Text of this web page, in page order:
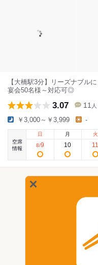
【大橋駅3分】リーズナブル
宴会50名様～対応可◎
3.07 11 人
￥3,000～￥3,999 -
空席
情報
日
8/9
月
10
火
11